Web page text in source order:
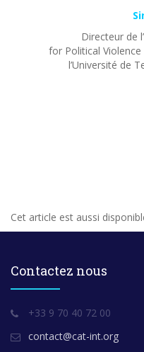
Directeur de
for Political
l’Université de
Cet article est aussi
Contactez nous
+33 9 70 40 72 00
contact@cat-int.org